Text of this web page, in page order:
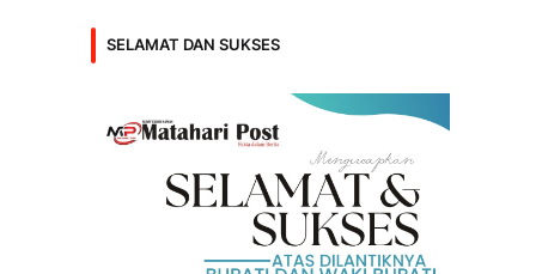
SELAMAT DAN SUKSES